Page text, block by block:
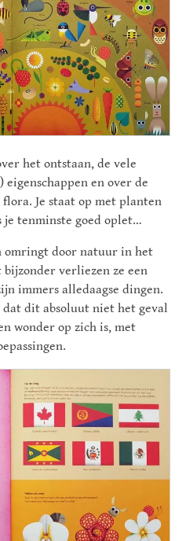
het ontstaan, de vele
en over de
Je staat op met planten
je tenminste goed oplet…
omringt door natuur in het
verliezen ze een
immers alledaagse dingen.
dit absoluut niet het geval
wonder op zich is, met